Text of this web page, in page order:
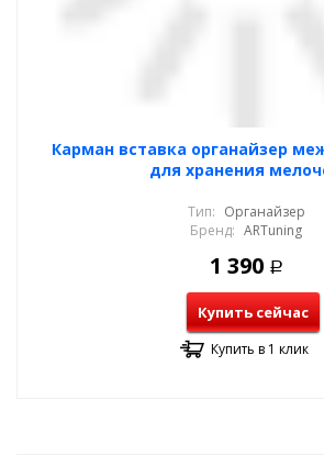
Карман вставка органайзер
для хранения
Тип: Органайзер
Бренд: ARTuning
1 390 Р
Купить сейчас
Купить в 1 клик